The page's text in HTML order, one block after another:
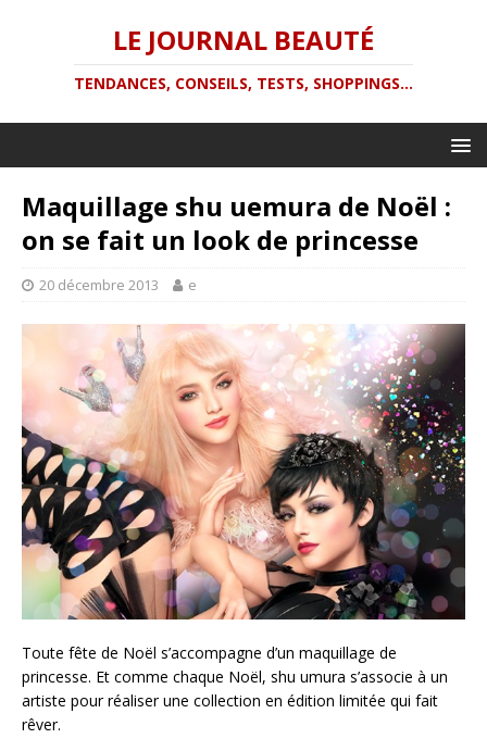
LE JOURNAL BEAUTÉ
TENDANCES, CONSEILS, TESTS, SHOPPINGS...
Maquillage shu uemura de Noël :
on se fait un look de princesse
20 décembre 2013 e
Toute fête de Noël s’accompagne d’un maquillage de
princesse. Et comme chaque Noël, shu umura s’associe à un
artiste pour réaliser une collection en édition limitée qui fait
rêver.